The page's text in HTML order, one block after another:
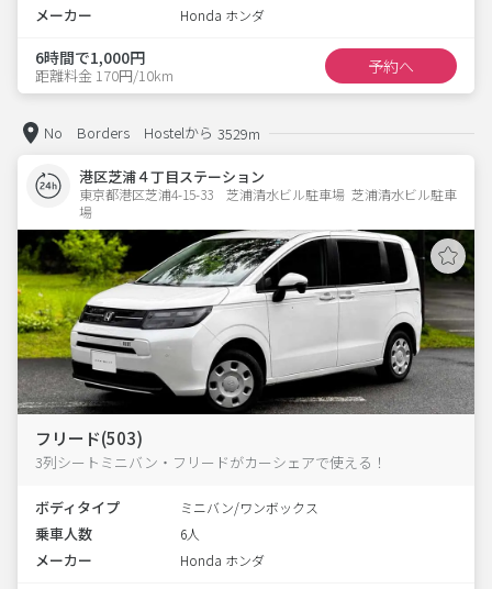
メーカー Honda ホンダ
6時間で1,000円
距離料金 170円/10km 予約へ
No Borders Hostelから 3529m
港区芝浦４丁目ステーション
東京都港区芝浦4-15-33　芝浦清水ビル駐車場  芝浦清水ビル駐車
場
フリード(503)
3列シートミニバン・フリードがカーシェアで使える！
ボディタイプ ミニバン/ワンボックス
乗車人数 6人
メーカー Honda ホンダ